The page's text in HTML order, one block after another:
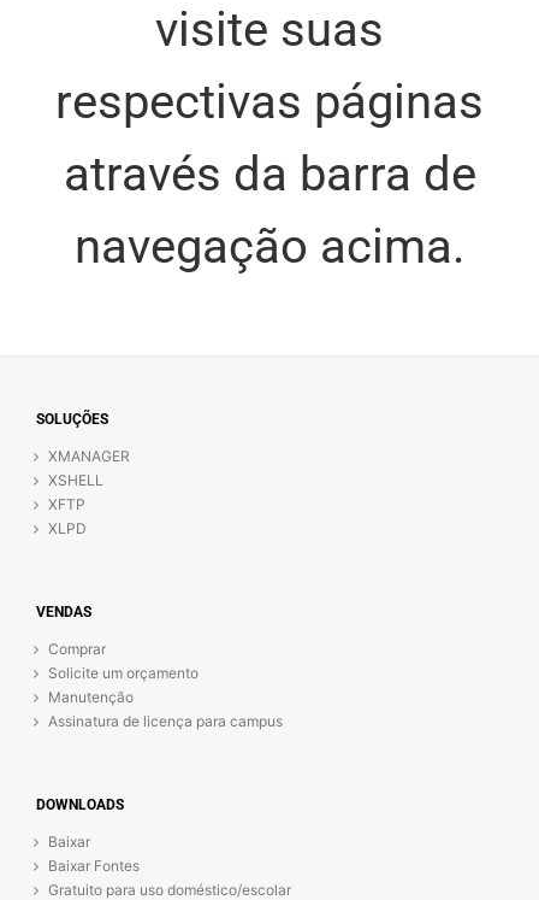
visite suas
respectivas páginas
através da barra de
navegação acima.
SOLUÇÕES
XMANAGER
XSHELL
XFTP
XLPD
VENDAS
Comprar
Solicite um orçamento
Manutenção
Assinatura de licença para campus
DOWNLOADS
Baixar
Baixar Fontes
Gratuito para uso doméstico/escolar